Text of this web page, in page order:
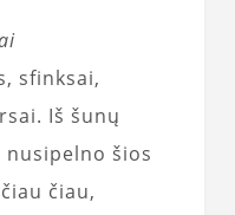
sfinksai,
Iš šunų
nusipelno šios
čiau,